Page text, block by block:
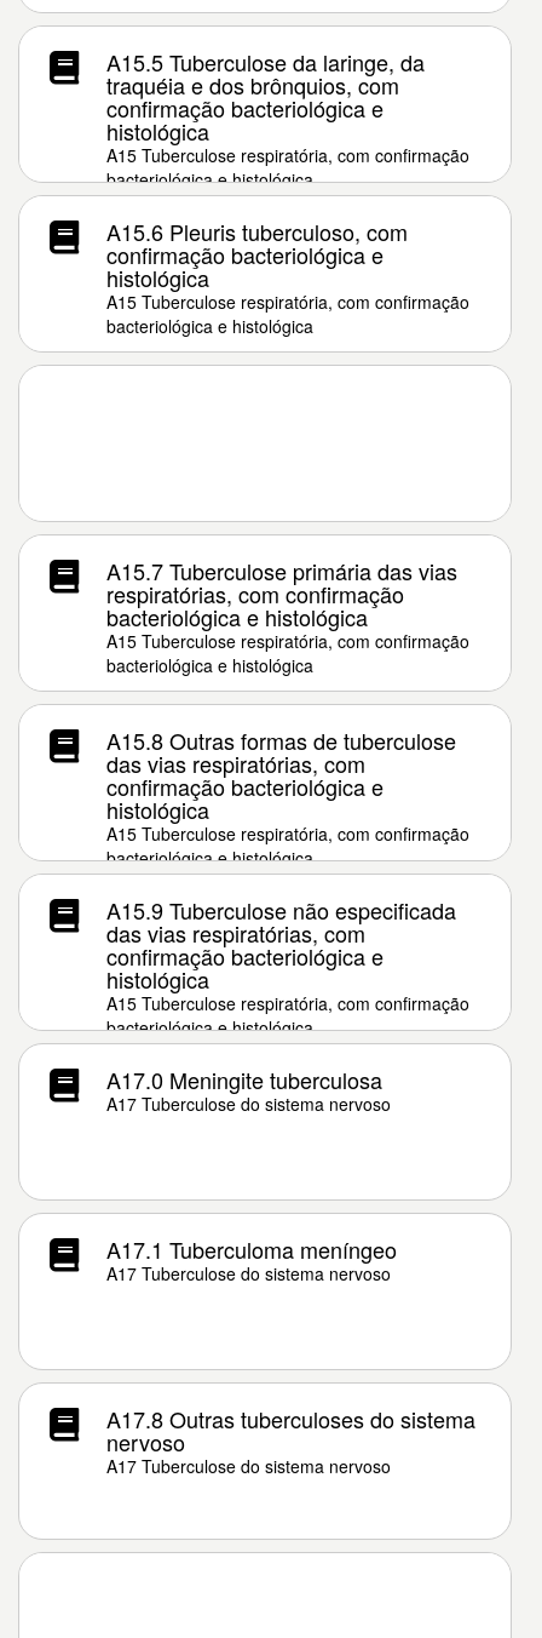
A15.5 Tuberculose da laringe, da
traquéia e dos brônquios, com
confirmação bacteriológica e
histológica
A15 Tuberculose respiratória, com confirmação
bacteriológica e histológica
A15.6 Pleuris tuberculoso, com
confirmação bacteriológica e
histológica
A15 Tuberculose respiratória, com confirmação
bacteriológica e histológica
A15.7 Tuberculose primária das vias
respiratórias, com confirmação
bacteriológica e histológica
A15 Tuberculose respiratória, com confirmação
bacteriológica e histológica
A15.8 Outras formas de tuberculose
das vias respiratórias, com
confirmação bacteriológica e
histológica
A15 Tuberculose respiratória, com confirmação
bacteriológica e histológica
A15.9 Tuberculose não especificada
das vias respiratórias, com
confirmação bacteriológica e
histológica
A15 Tuberculose respiratória, com confirmação
bacteriológica e histológica
A17.0 Meningite tuberculosa
A17 Tuberculose do sistema nervoso
A17.1 Tuberculoma meníngeo
A17 Tuberculose do sistema nervoso
A17.8 Outras tuberculoses do sistema
nervoso
A17 Tuberculose do sistema nervoso